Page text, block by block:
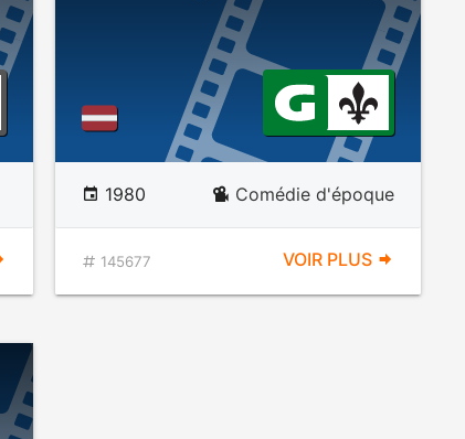
1980 Comédie d'époque
145677 VOIR PLUS